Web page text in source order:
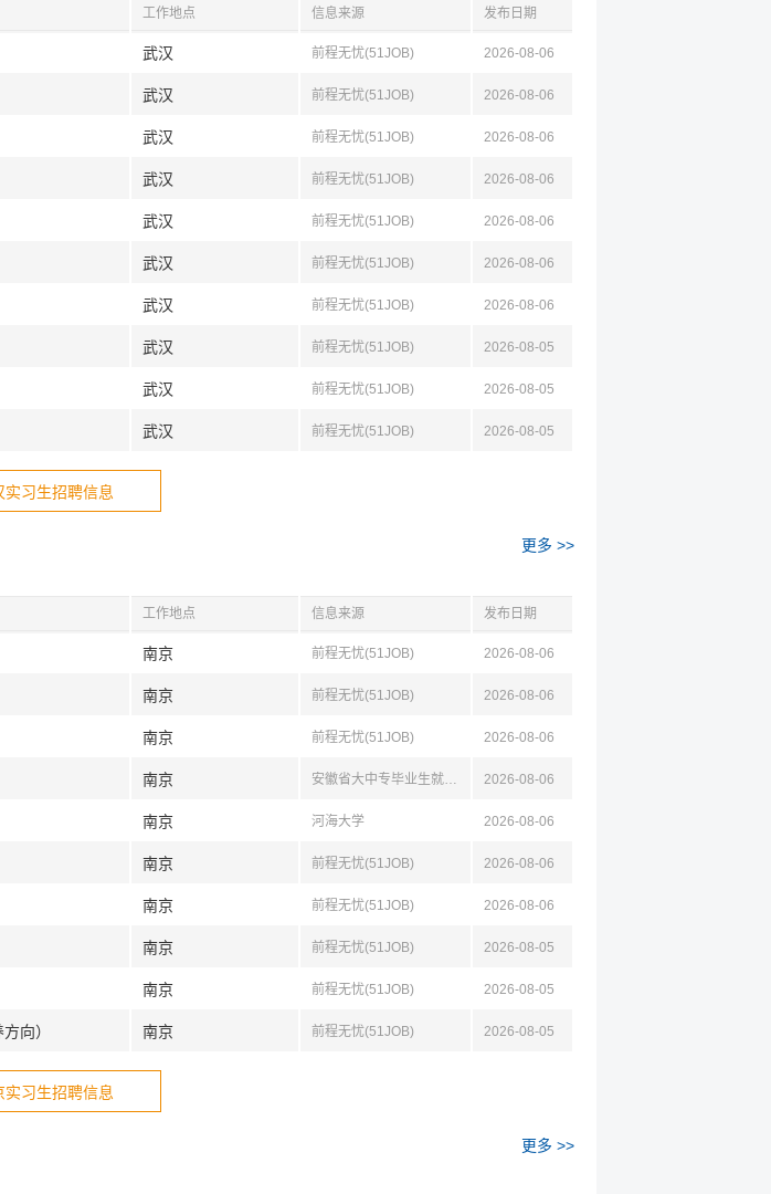
工作地点 信息来源 发布日期
武汉 前程无忧(51JOB) 2026-08-06
武汉 前程无忧(51JOB) 2026-08-06
武汉 前程无忧(51JOB) 2026-08-06
武汉 前程无忧(51JOB) 2026-08-06
武汉 前程无忧(51JOB) 2026-08-06
武汉 前程无忧(51JOB) 2026-08-06
武汉 前程无忧(51JOB) 2026-08-06
武汉 前程无忧(51JOB) 2026-08-05
武汉 前程无忧(51JOB) 2026-08-05
武汉 前程无忧(51JOB) 2026-08-05
实习生招聘信息
更多 >>
工作地点 信息来源 发布日期
南京 前程无忧(51JOB) 2026-08-06
南京 前程无忧(51JOB) 2026-08-06
南京 前程无忧(51JOB) 2026-08-06
南京 安徽省大中专毕业生就业指导中心 2026-08-06
南京 河海大学 2026-08-06
南京 前程无忧(51JOB) 2026-08-06
南京 前程无忧(51JOB) 2026-08-06
南京 前程无忧(51JOB) 2026-08-05
南京 前程无忧(51JOB) 2026-08-05
向） 南京 前程无忧(51JOB) 2026-08-05
实习生招聘信息
更多 >>